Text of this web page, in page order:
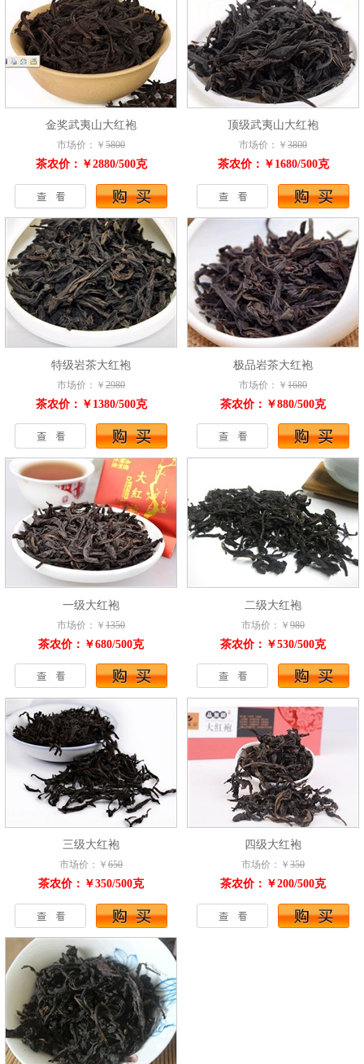
金奖武夷山大红袍
市场价：￥ 5800
茶农价：￥2880/500克
顶级武夷山大红袍
市场价：￥ 3800
茶农价：￥1680/500克
特级岩茶大红袍
市场价：￥ 2980
茶农价：￥1380/500克
极品岩茶大红袍
市场价：￥ 1680
茶农价：￥880/500克
一级大红袍
市场价：￥ 1350
茶农价：￥680/500克
二级大红袍
市场价：￥ 980
茶农价：￥530/500克
三级大红袍
市场价：￥ 650
茶农价：￥350/500克
四级大红袍
市场价：￥ 350
茶农价：￥200/500克